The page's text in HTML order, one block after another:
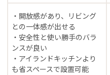
・開放感があり、リビング
との一体感が出せる
・安全性と使い勝手のバラ
ンスが良い
・アイランドキッチンより
も省スペースで設置可能